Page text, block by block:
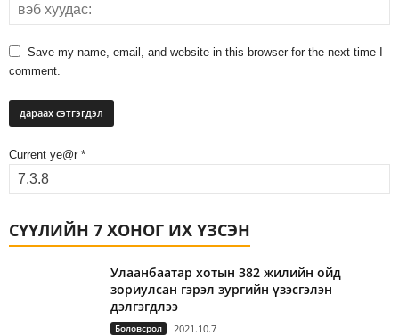
Save my name, email, and website in this browser for the next time I
comment.
Current ye@r *
СҮҮЛИЙН 7 ХОНОГ ИХ ҮЗСЭН
Улаанбаатар хотын 382 жилийн ойд
зориулсан гэрэл зургийн үзэсгэлэн
дэлгэгдлээ
Боловсрол 2021.10.7